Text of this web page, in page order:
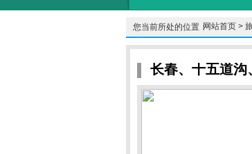
您当前所处的位置：网站首页 >
长春、十五道沟